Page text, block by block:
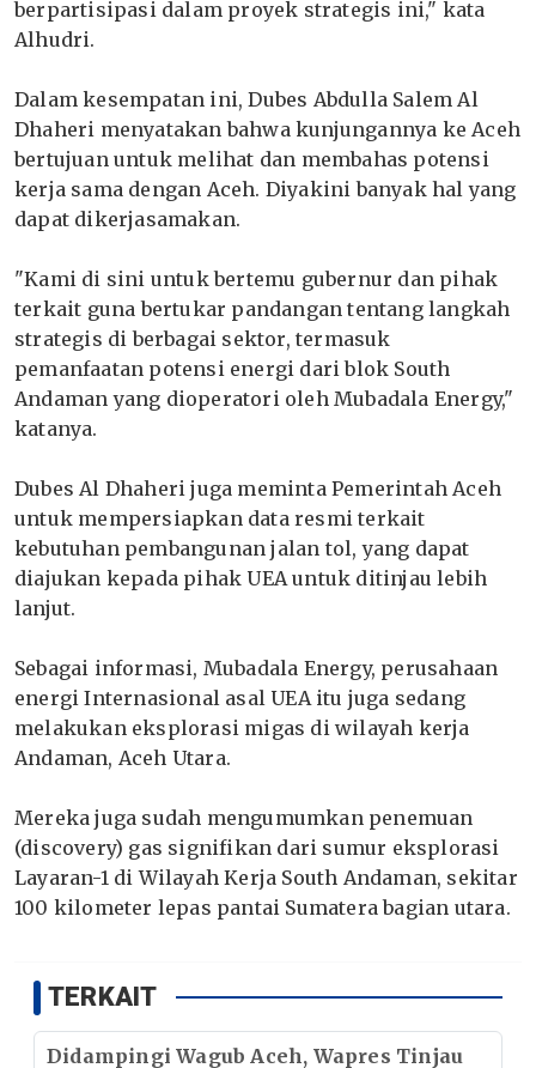
berpartisipasi dalam proyek strategis ini," kata
Alhudri.
Dalam kesempatan ini, Dubes Abdulla Salem Al
Dhaheri menyatakan bahwa kunjungannya ke Aceh
bertujuan untuk melihat dan membahas potensi
kerja sama dengan Aceh. Diyakini banyak hal yang
dapat dikerjasamakan.
"Kami di sini untuk bertemu gubernur dan pihak
terkait guna bertukar pandangan tentang langkah
strategis di berbagai sektor, termasuk
pemanfaatan potensi energi dari blok South
Andaman yang dioperatori oleh Mubadala Energy,"
katanya.
Dubes Al Dhaheri juga meminta Pemerintah Aceh
untuk mempersiapkan data resmi terkait
kebutuhan pembangunan jalan tol, yang dapat
diajukan kepada pihak UEA untuk ditinjau lebih
lanjut.
Sebagai informasi, Mubadala Energy, perusahaan
energi Internasional asal UEA itu juga sedang
melakukan eksplorasi migas di wilayah kerja
Andaman, Aceh Utara.
Mereka juga sudah mengumumkan penemuan
(discovery) gas signifikan dari sumur eksplorasi
Layaran-1 di Wilayah Kerja South Andaman, sekitar
100 kilometer lepas pantai Sumatera bagian utara.
TERKAIT
Didampingi Wagub Aceh, Wapres Tinjau